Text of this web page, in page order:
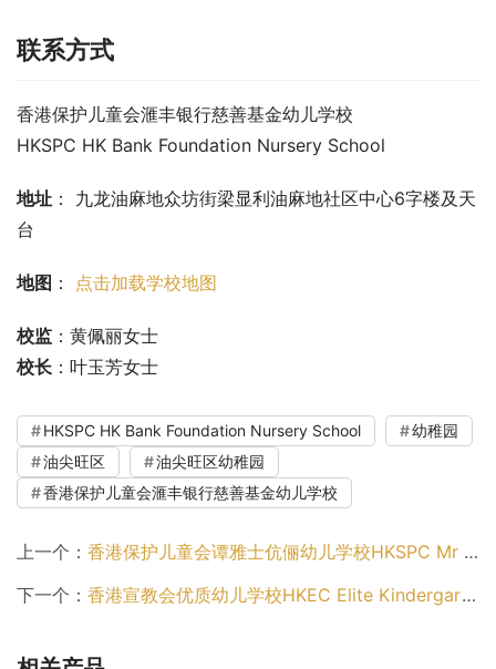
联系方式
香港保护儿童会滙丰银行慈善基金幼儿学校
HKSPC HK Bank Foundation Nursery School
地址 ： 九龙油麻地众坊街梁显利油麻地社区中心6字楼及天
台
地图 ： 点击加载学校地图
校监 ：黄佩丽女士
校长 ：叶玉芳女士
HKSPC HK Bank Foundation Nursery School
幼稚园
油尖旺区
油尖旺区幼稚园
香港保护儿童会滙丰银行慈善基金幼儿学校
上一个： 香港保护儿童会谭雅士伉俪幼儿学校HKSPC Mr & Mrs Thomas Tam Nursery School（观塘区幼稚园）
下一个： 香港宣教会优质幼儿学校HKEC Elite Kindergarten（北区幼稚园）